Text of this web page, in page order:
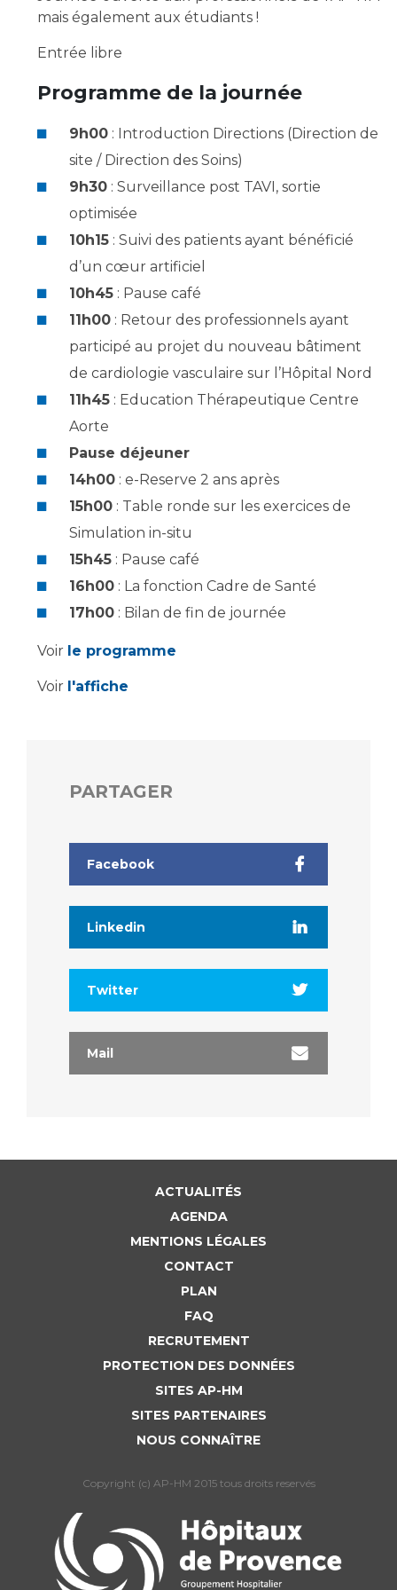
Salon des familles
Vos droits, vos devoirs
Handicap
Handi 13
Pôle Médecine Physique et Réadaptation
Accueil sourds et malentendants
Charte Romain Jacob
Mouvement Parcours Handicap 13
Activité physique
Cancer
Médecine nucléaire
Maladies rares
Maternité Hôpital Nord
Vos représentants
Le projet des usagers
Qualité
Nos indicateurs qualité et de sécurité des soins
Protection des données
Les structures de recherche
Plateforme des internes
Professionnels de santé
Adresser un examen au Laboratoire de Biologie
Médicale
Radiologie / Imagerie
Cancérologie
Les pôles d'activité médicale
Anatomie et Cytologie Pathologiques
Adresser un examen au Laboratoire d'Infectiologie
Centres de référence Maladies Rares
Plateforme d'Expertise Maladies Rares
Presse / Multimédia
Communiqués de presse
Médiathèque
Liste des marchés conclus
mais également aux étudiants !
Entrée libre
Programme de la journée
9h00 : Introduction Directions (Direction de
site / Direction des Soins)
9h30 : Surveillance post TAVI, sortie
optimisée
10h15 : Suivi des patients ayant bénéficié
d’un cœur artificiel
10h45 : Pause café
11h00 : Retour des professionnels ayant
participé au projet du nouveau bâtiment
de cardiologie vasculaire sur l’Hôpital Nord
11h45 : Education Thérapeutique Centre
Aorte
Pause déjeuner
14h00 : e-Reserve 2 ans après
15h00 : Table ronde sur les exercices de
Simulation in-situ
15h45 : Pause café
16h00 : La fonction Cadre de Santé
17h00 : Bilan de fin de journée
Voir le programme
Voir l'affiche
PARTAGER
Facebook
Linkedin
Twitter
Mail
ACTUALITÉS
AGENDA
MENTIONS LÉGALES
CONTACT
PLAN
FAQ
RECRUTEMENT
PROTECTION DES DONNÉES
SITES AP-HM
SITES PARTENAIRES
NOUS CONNAÎTRE
Copyright (c) AP-HM 2015 tous droits reservés